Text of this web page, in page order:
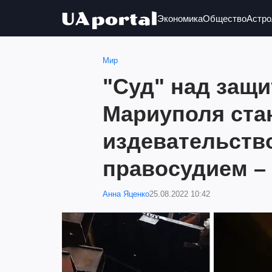
ЭкономикаОбщество
Мир
"Суд" над
Мариуполя
правосудием
Анна Яценко25.08.2022 10:42